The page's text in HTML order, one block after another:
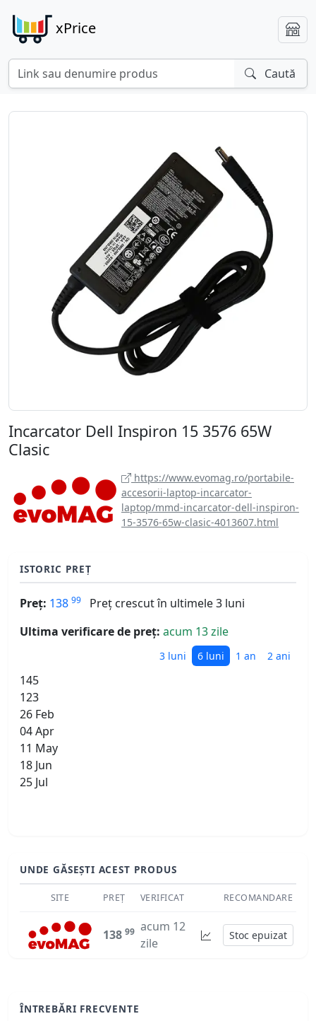
xPrice
Caută
Incarcator Dell Inspiron 15 3576 65W
Clasic
https://www.evomag.ro/portabile-
accesorii-laptop-incarcator-
laptop/mmd-incarcator-dell-inspiron-
15-3576-65w-clasic-4013607.html
ISTORIC PREȚ
Preț: 138 99
Preț crescut în ultimele 3 luni
Ultima verificare de preț: acum 13 zile
3 luni 6 luni 1 an 2 ani
145
123
26 Feb
04 Apr
11 May
18 Jun
25 Jul
UNDE GĂSEȘTI ACEST PRODUS
SITE PREȚ VERIFICAT RECOMANDARE
138 99 acum 12
zile
Stoc epuizat
ÎNTREBĂRI FRECVENTE